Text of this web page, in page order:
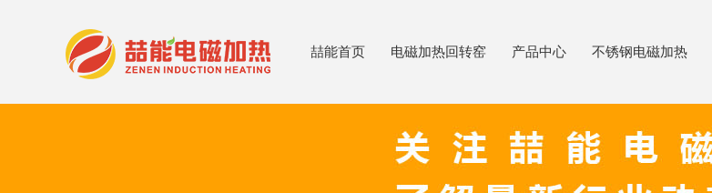
喆能首页 电磁加热回转窑 产品中心 不锈钢电磁加热